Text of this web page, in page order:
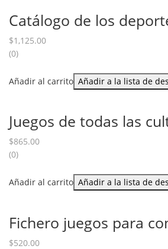
Catálogo de los
$1,125.00
(0)
Añadir al carrito Añadir a la lista de
Juegos de todas las
$865.00
(0)
Añadir al carrito Añadir a la lista de
Fichero juegos para
$520.00